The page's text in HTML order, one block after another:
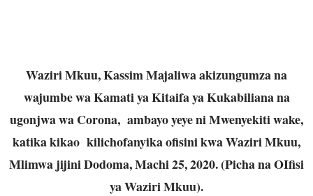
Waziri Mkuu, Kassim Majaliwa akizungumza na
wajumbe wa Kamati ya Kitaifa ya Kukabiliana na
ugonjwa wa Corona, ambayo yeye ni Mwenyekiti wake,
katika kikao kilichofanyika ofisini kwa Waziri Mkuu,
Mlimwa jijini Dodoma, Machi 25, 2020. (Picha na OIfisi
ya Waziri Mkuu).